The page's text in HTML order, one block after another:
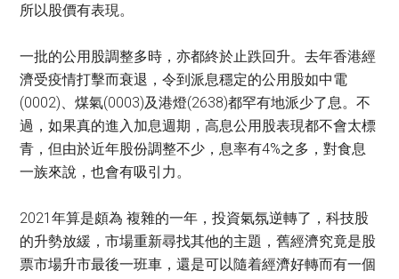
所以股價有表現。
一批的公用股調整多時，亦都終於止跌回升。去年香港經
濟受疫情打擊而衰退，令到派息穩定的公用股如中電
(0002)、煤氣(0003)及港燈(2638)都罕有地派少了息。不
過，如果真的進入加息週期，高息公用股表現都不會太標
青，但由於近年股份調整不少，息率有4%之多，對食息
一族來說，也會有吸引力。
2021年算是頗為 複雜的一年，投資氣氛逆轉了，科技股
的升勢放緩，市場重新尋找其他的主題，舊經濟究竟是股
票市場升市最後一班車，還是可以隨着經濟好轉而有一個